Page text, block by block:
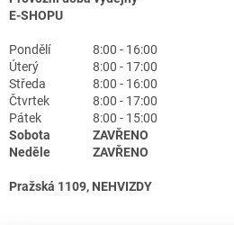
E-SHOPU
Pondělí
8:00 - 16:00
Úterý
8:00 - 17:00
Středa
8:00 - 16:00
Čtvrtek
8:00 - 17:00
Pátek
8:00 - 15:00
Sobota
ZAVŘENO
Neděle
ZAVŘENO
Pražská 1109, NEHVIZDY